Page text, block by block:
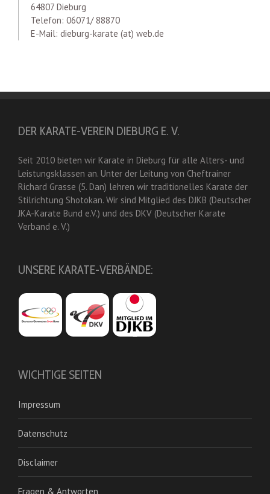
64807 Dieburg
Telefon: 06071/ 88870
E-Mail: dieburg-karate (at) web.de
DER KARATE-VEREIN DIEBURG E. V.
Seit 2010 bieten wir Karate in Dieburg für alle Alters- und
Leistungsklassen an. Unter der Leitung von Cheftrainer
Richard Grasse (5. Dan) lehren wir traditionelles Karate der
Stilrichtung Shotokan. Wir sind Mitglied des DJKB (Deutscher
JKA-Karate Bund e.V.) und des DKV (Deutscher Karate
Verband e. V.)
UNSERE KARATE-VERBÄNDE:
WICHTIGE SEITEN
Impressum
Datenschutz
Disclaimer
Fragen & Antworten